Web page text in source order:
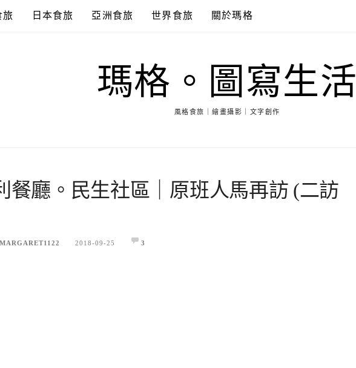
旅 日本食旅 亞洲食旅 世界食旅 關於瑪格
瑪格。圖寫生活
風格食旅｜繪畫攝影｜文字創作
餐廳。民生社區｜原班人馬再訪 (二訪
MARGARET1122 2018-09-25 3